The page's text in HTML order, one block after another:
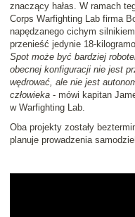
znaczący hałas. W ramach
Corps Warfighting Lab firma
napędzanego cichym
przenieść jedynie 18-
Spot może być bardziej
obecnej konfiguracji nie jest
wędrować, ale nie jest
człowieka - mówi kapitan
w Warfighting Lab.
Oba projekty zostały
planuje prowadzenia